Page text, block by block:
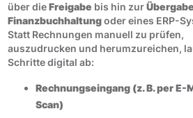
über dieFreigabe bis hin zur
Finanzbuchhaltungoder eines ERP-
Statt Rechnungen manuell zu prüfen,
auszudrucken und herumzureichen,
Schritte digital ab:
Rechnungseingang (z. B. per E-
Scan)